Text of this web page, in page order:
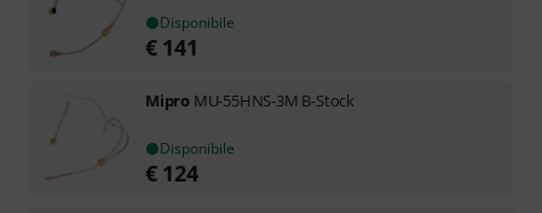
Disponibile
€ 141
Mipro MU-55HNS-3M B-Stock
Disponibile
€ 124